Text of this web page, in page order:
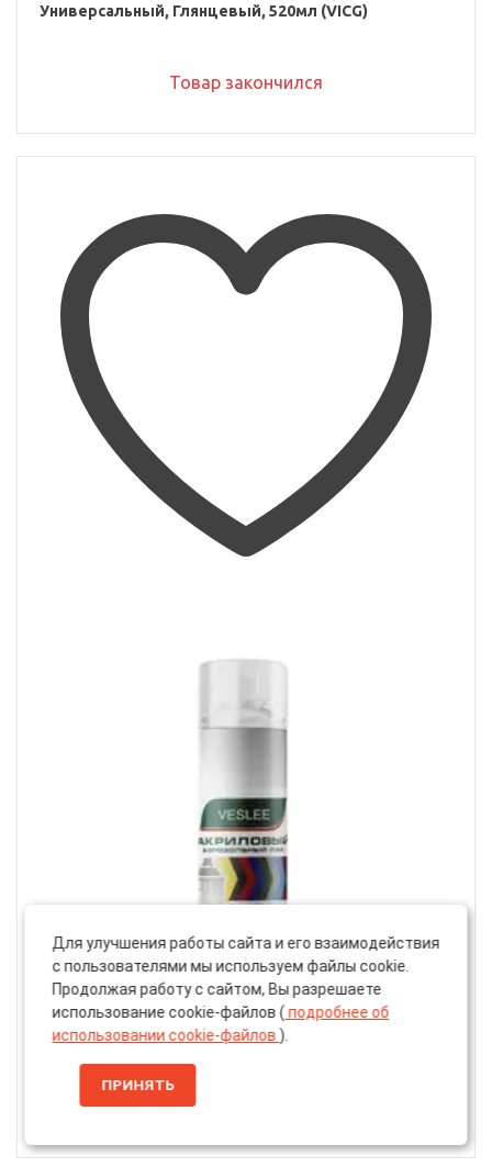
Универсальный, Глянцевый, 520мл (VICG)
Товар закончился
Артикул: EDCG
Аэрозольный Акриловый Лак «Veslee»
Универсальный, Глянцевый, 520мл
Товар закончился
Для улучшения работы сайта и его взаимодействия
с пользователями мы используем файлы cookie.
Продолжая работу с сайтом, Вы разрешаете
использование cookie-файлов ( подробнее об
использовании cookie-файлов ).
ПРИНЯТЬ